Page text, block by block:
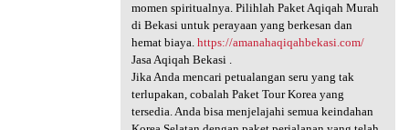
momen spiritualnya. Pilihlah Paket Aqiqah Murah
di Bekasi untuk perayaan yang berkesan dan
hemat biaya. https://amanahaqiqahbekasi.com/
Jasa Aqiqah Bekasi .
Jika Anda mencari petualangan seru yang tak
terlupakan, cobalah Paket Tour Korea yang
tersedia. Anda bisa menjelajahi semua keindahan